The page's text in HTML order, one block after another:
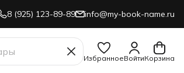
8 (925) 123-89-89 info@my-book-name.ru
ИзбранноеВойтиКорзина